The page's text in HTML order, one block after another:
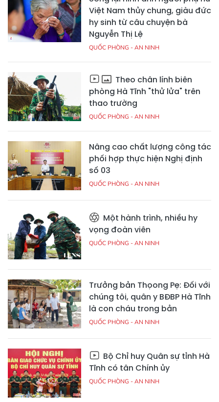
Việt Nam thủy chung, giàu đức
hy sinh từ câu chuyện bà
Nguyễn Thị Lệ
QUỐC PHÒNG - AN NINH
Theo chân lính biên
phòng Hà Tĩnh "thử lửa" trên
thao trường
QUỐC PHÒNG - AN NINH
Nâng cao chất lượng công tác
phối hợp thực hiện Nghị định
số 03
QUỐC PHÒNG - AN NINH
Một hành trình, nhiều hy
vọng đoàn viên
QUỐC PHÒNG - AN NINH
Trưởng bản Thọong Pẹ: Đối với
chúng tôi, quân y BĐBP Hà Tĩnh
là con cháu trong bản
QUỐC PHÒNG - AN NINH
Bộ Chỉ huy Quân sự tỉnh Hà
Tĩnh có tân Chính ủy
QUỐC PHÒNG - AN NINH